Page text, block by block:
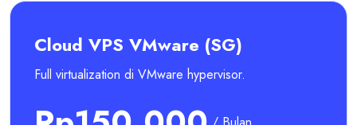
Cloud VPS VMware (SG)
Full virtualization di VMware hypervisor.